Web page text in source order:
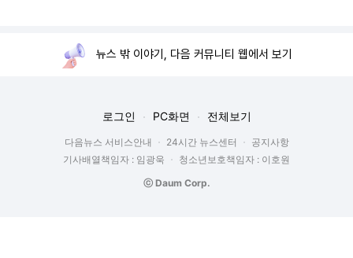
뉴스 밖 이야기, 다음 커뮤니티 웹에서 보기
로그인 PC화면 전체보기
다음뉴스 서비스안내 24시간 뉴스센터
공지사항
기사배열책임자 : 임광욱
청소년보호책임자 : 이호원
ⓒ Daum Corp.